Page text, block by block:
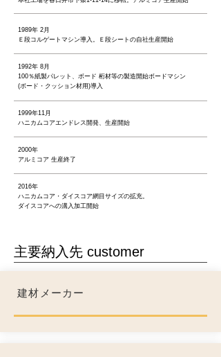
1989年 2月
Ｅ段コルゲートマシン導入。Ｅ段シートの自社生産開始
1992年 8月
100％紙製パレット、ボード 桁材等の製造開始ボードマシン
(ボード・クッション材用)導入
1999年11月
ハニカムコアエンドレス開発、生産開始
2000年
アルミコア 生産終了
2016年
ハニカムコア・ダイスコア網目サイズの拡充。
ダイスコアへの溝入加工開始
​主要納入先 customer
​ 建材メーカー